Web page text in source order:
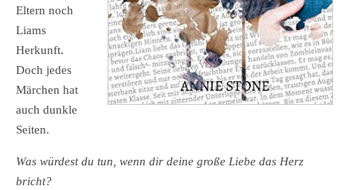
Eltern noch
Liams
Herkunft.
Doch jedes
Märchen hat
auch dunkle
Seiten.
Was würdest du tun, wenn dir deine große Liebe das Herz
bricht?